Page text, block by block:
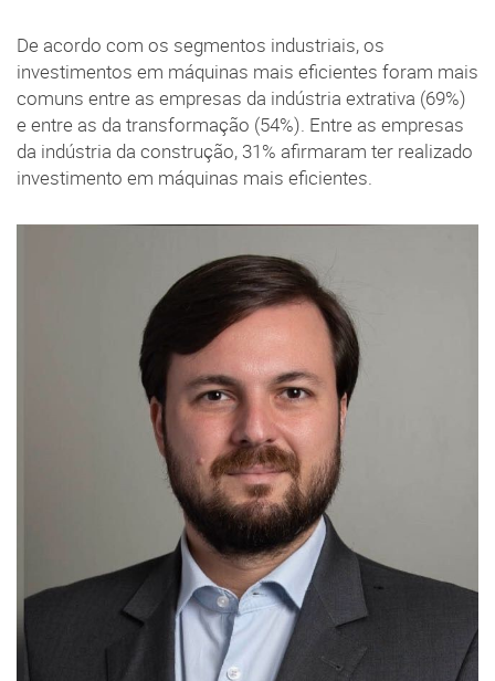
De acordo com os segmentos industriais, os
investimentos em máquinas mais eficientes foram mais
comuns entre as empresas da indústria extrativa (69%)
e entre as da transformação (54%). Entre as empresas
da indústria da construção, 31% afirmaram ter realizado
investimento em máquinas mais eficientes.